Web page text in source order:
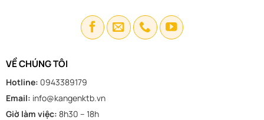
VỀ CHÚNG TÔI
Hotline: 0943389179
Email: info@kangenktb.vn
Giờ làm việc: 8h30 – 18h